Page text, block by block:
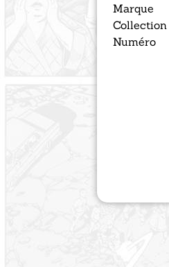
Marque
Collection
Numéro